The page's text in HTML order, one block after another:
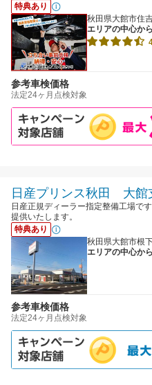
特典あり
秋田県大館市住
エリアの中心から
参考車検価格
法定24ヶ月点検対象
日産プリンス秋田 大館
日産正規ディーラー指定整備工場で
提供いたします。
特典あり
秋田県大館市根
エリアの中心から
参考車検価格
法定24ヶ月点検対象